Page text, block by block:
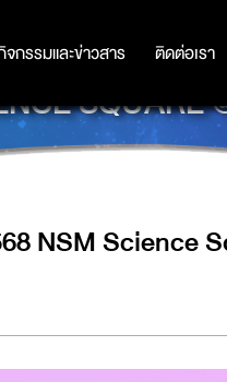
กิจกรรมและข่าวสาร ติดต่อเรา
จกรรมและข่าวสาร ติดต่อเรา
SQUARE
NSM Science